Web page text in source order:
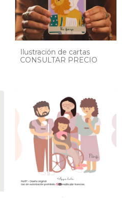
Ilustración de cartas
CONSULTAR PRECIO